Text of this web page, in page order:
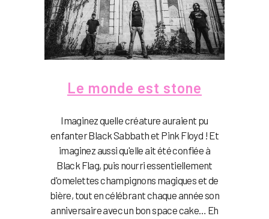
Le monde est stone
Imaginez quelle créature auraient pu
enfanter Black Sabbath et Pink Floyd ! Et
imaginez aussi qu'elle ait été confiée à
Black Flag, puis nourri essentiellement
d'omelettes champignons magiques et de
bière, tout en célébrant chaque année son
anniversaire avec un bon space cake… Eh